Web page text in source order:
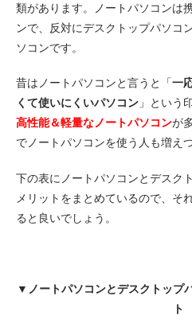
類があります。ノートパソコンは
ンで、反対にデスクトップパソコ
ソコンです。
昔はノートパソコンと言うと「一
くて使いにくいパソコン 」という
高性能＆軽量なノートパソコンが
でノートパソコンを使う人も増え
下の表にノートパソコンとデスク
メリットをまとめているので、そ
ると良いでしょう。
▼ノートパソコンとデスクトップ
ト